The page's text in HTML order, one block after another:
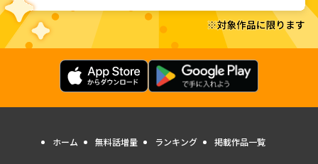
ホーム 無料話増量 ランキング 掲載作品一覧